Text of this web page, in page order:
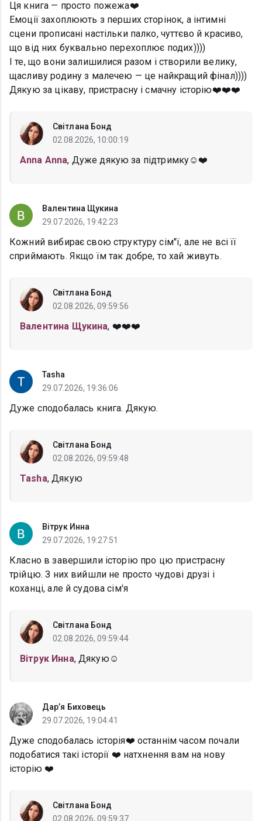
Ця книга — просто пожежа❤️
Емоції захоплюють з перших сторінок, а інтимні
сцени прописані настільки палко, чуттєво й красиво,
що від них буквально перехоплює подих))))
І те, що вони залишилися разом і створили велику,
щасливу родину з малечею — це найкращий фінал))))
Дякую за цікаву, пристрасну і смачну історію❤️❤️❤️
Світлана Бонд
02.08.2026, 10:00:19
Anna Anna, Дуже дякую за підтримку☺️❤️
Валентина Щукина
29.07.2026, 19:42:23
Кожний вибирає свою структуру сім"ї, але не всі її
сприймають. Якщо їм так добре, то хай живуть.
Світлана Бонд
02.08.2026, 09:59:56
Валентина Щукина, ❤️❤️❤️
Tasha
29.07.2026, 19:36:06
Дуже сподобалась книга. Дякую.
Світлана Бонд
02.08.2026, 09:59:48
Tasha, Дякую
Вітрук Инна
29.07.2026, 19:27:51
Класно в завершили історію про цю пристрасну
трійцю. З них вийшли не просто чудові друзі і
коханці, але й судова сім'я
Світлана Бонд
02.08.2026, 09:59:44
Вітрук Инна, Дякую☺️
Дар’я Биховець
29.07.2026, 19:04:41
Дуже сподобалась історія❤️ останнім часом почали
подобатися такі історії ❤️ натхнення вам на нову
історію ❤️
Світлана Бонд
02.08.2026, 09:59:37